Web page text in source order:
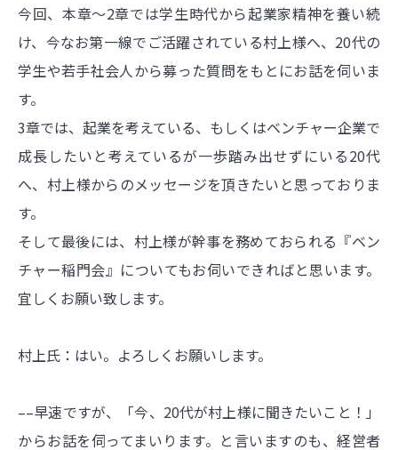
今回、本章〜2章では学生時代から起業家精神を養い続
け、今なお第一線でご活躍されている村上様へ、20代の
学生や若手社会人から募った質問をもとにお話を伺いま
す。
3章では、起業を考えている、もしくはベンチャー企業で
成長したいと考えているが一歩踏み出せずにいる20代
へ、村上様からのメッセージを頂きたいと思っておりま
す。
そして最後には、村上様が幹事を務めておられる『ベン
チャー稲門会』についてもお伺いできればと思います。
宜しくお願い致します。
村上氏：はい。よろしくお願いします。
––早速ですが、「今、20代が村上様に聞きたいこと！」
からお話を伺ってまいります。と言いますのも、経営者